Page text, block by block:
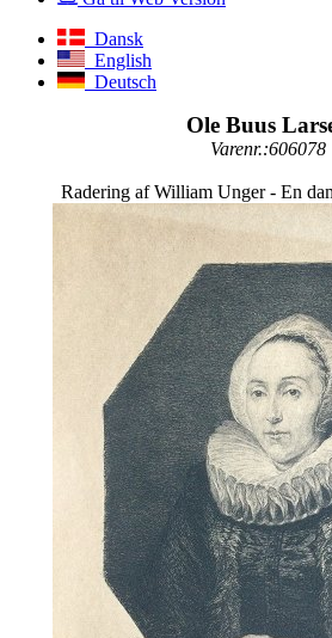
Dansk
English
Deutsch
Ole Buus
Varenr.:606078
Radering af William Unger - En